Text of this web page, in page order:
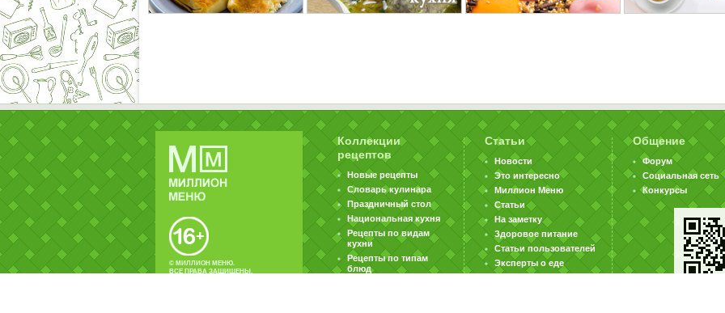
© МИЛЛИОН МЕНЮ.
ВСЕ ПРАВА ЗАЩИЩЕНЫ.
Коллекции
рецептов
Новые рецепты
Словарь кулинара
Праздничный стол
Национальная кухня
Рецепты по видам
кухни
Рецепты по типам
блюд
Статьи
Новости
Это интересно
Миллион Меню
Статьи
На заметку
Здоровое питание
Статьи пользователей
Эксперты о еде
Общение
Форум
Социальная сеть
Конкурсы